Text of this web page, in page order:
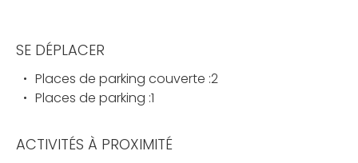
SE DÉPLACER
Places de parking couverte :2
Places de parking :1
ACTIVITÉS À PROXIMITÉ